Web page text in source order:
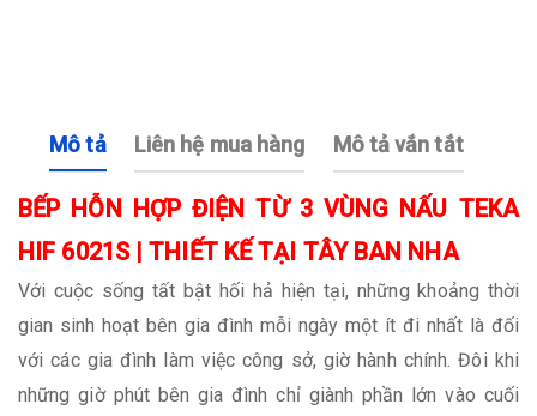
Mô tả Liên hệ mua hàng Mô tả vắn tắt
BẾP HỖN HỢP ĐIỆN TỪ 3 VÙNG NẤU TEKA
HIF 6021S | THIẾT KẾ TẠI TÂY BAN NHA
Với cuộc sống tất bật hối hả hiện tại, những khoảng thời
gian sinh hoạt bên gia đình mỗi ngày một ít đi nhất là đối
với các gia đình làm việc công sở, giờ hành chính. Đôi khi
những giờ phút bên gia đình chỉ giành phần lớn vào cuối